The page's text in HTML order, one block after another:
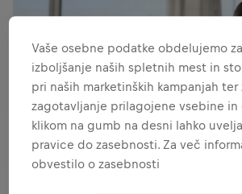
Vaše osebne podatke obdelujemo
izboljšanje naših spletnih mest in
pri naših marketinških kampanjah ter
zagotavljanje prilagojene vsebine in
klikom na gumb na desni lahko
pravice do zasebnosti. Za več
obvestilo o zasebnosti